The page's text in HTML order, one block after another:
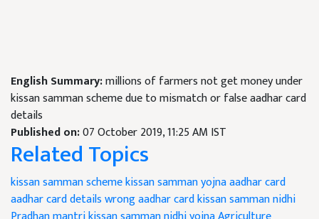
English Summary:millions of farmers not get money under
kissan samman scheme due to mismatch or false aadhar card
details
Published on:07 October 2019, 11:25 AM IST
Related Topics
kissan samman schemekissan samman yojnaaadhar card
aadhar card detailswrong aadhar cardkissan samman nidhi